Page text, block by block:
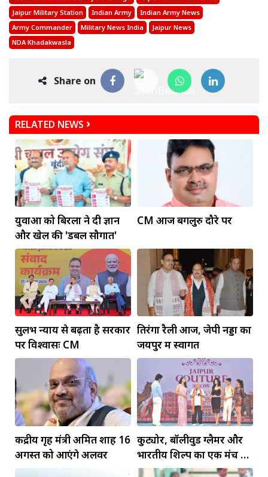
Jaipur Military Station
Indian Army
Indian Army News
Army Commander
Military News India
Jaipur News
NDA Khadakwasla
Share on
RELATED NEWS
युवाओं को बिरला ने दी ज्ञान
और खेल की 'डबल सौगात'
CM आज बेंगलुरु दौरे पर
सुलभ न्याय से बढ़ता है सरकार
पर विश्वासः CM
तिरंगा रैली आज, जेपी नड्डा का
जयपुर में स्वागत
केंद्रीय गृह मंत्री अमित शाह 16
अगस्त को आएंगे अलवर
कुट्योर, बॉलीवुड ग्लैमर और
भारतीय शिल्प का एक मंच पर
जलवा